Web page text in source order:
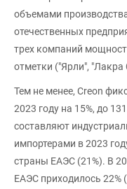
объемами
отечественных
трех компаний
отметки ("Ярли", "Лакра
Тем не менее, Creon
2023 году на 15%, до
составляют
импортерами в 2023
страны ЕАЭС (21%). В
ЕАЭС приходилось 22%